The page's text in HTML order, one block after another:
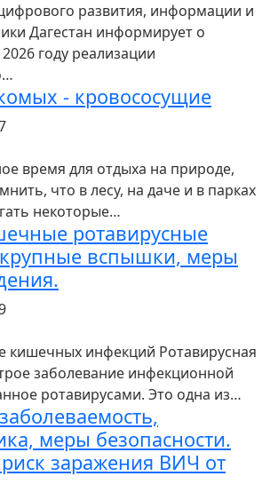
развития, информации и
Дагестан информирует о
году реализации
- кровососущие
время для отдыха на природе,
что в лесу, на даче и в парках
некоторые…
ротавирусные
вспышки, меры
кишечных инфекций Ротавирусная
заболевание инфекционной
ротавирусами. Это одна из…
меры безопасности.
заражения ВИЧ от